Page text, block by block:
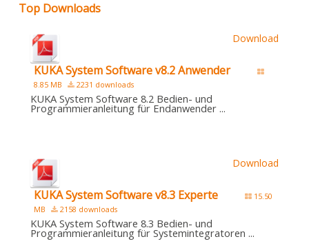
Top Downloads
Download
KUKA System Software v8.2 Anwender
8.85 MB 2231 downloads
KUKA System Software 8.2 Bedien- und
Programmieranleitung für Endanwender ...
Download
KUKA System Software v8.3 Experte
15.50
MB
2158 downloads
KUKA System Software 8.3 Bedien- und
Programmieranleitung für Systemintegratoren ...